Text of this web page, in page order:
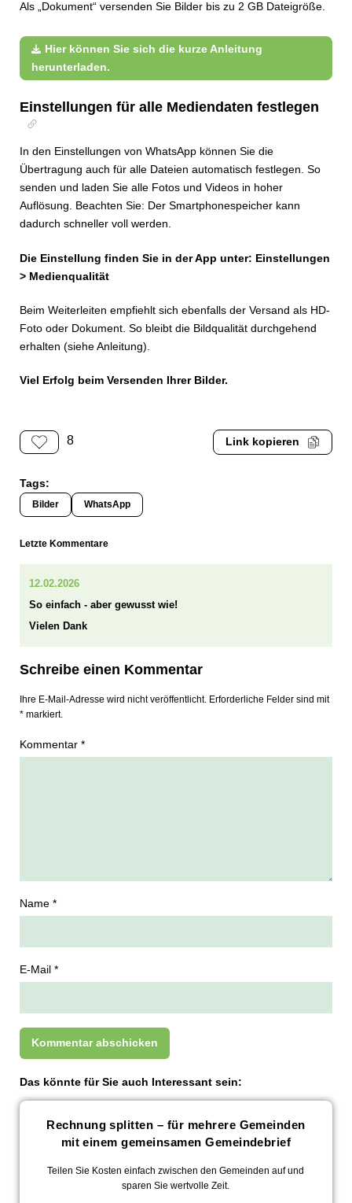
Als „Dokument“ versenden Sie Bilder bis zu 2 GB Dateigröße.
Hier können Sie sich die kurze Anleitung
herunterladen.
Einstellungen für alle Mediendaten festlegen
In den Einstellungen von WhatsApp können Sie die
Übertragung auch für alle Dateien automatisch festlegen. So
senden und laden Sie alle Fotos und Videos in hoher
Auflösung. Beachten Sie: Der Smartphonespeicher kann
dadurch schneller voll werden.
Die Einstellung finden Sie in der App unter: Einstellungen
> Medienqualität
Beim Weiterleiten empfiehlt sich ebenfalls der Versand als HD-
Foto oder Dokument. So bleibt die Bildqualität durchgehend
erhalten (siehe Anleitung).
Viel Erfolg beim Versenden Ihrer Bilder.
8 Link kopieren
Tags:
Bilder WhatsApp
Letzte Kommentare
12.02.2026
So einfach - aber gewusst wie!
Vielen Dank
Schreibe einen Kommentar
Ihre E-Mail-Adresse wird nicht veröffentlicht. Erforderliche Felder sind mit
* markiert.
Kommentar *
Name *
E-Mail *
Das könnte für Sie auch Interessant sein:
Rechnung splitten – für mehrere Gemeinden
mit einem gemeinsamen Gemeindebrief
Teilen Sie Kosten einfach zwischen den Gemeinden auf und
sparen Sie wertvolle Zeit.